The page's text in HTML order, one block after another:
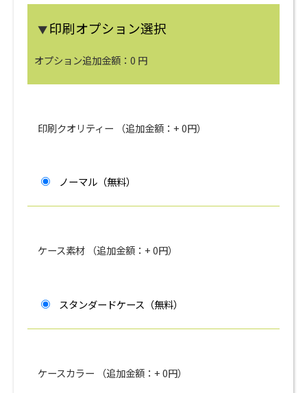
▼印刷オプション選択
オプション追加金額： 0 円
印刷クオリティー （追加金額：+0円）
ノーマル（無料）
ケース素材 （追加金額：+0円）
スタンダードケース（無料）
ケースカラー （追加金額：+0円）